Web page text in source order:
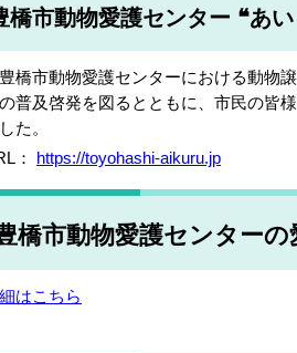
橋市動物愛護センター ❝あ
市動物愛護センターにおける動物譲
普及啓発を図るとともに、市民の皆
た。
： https://toyohashi-aikuru.jp
橋市動物愛護センター
はこちら